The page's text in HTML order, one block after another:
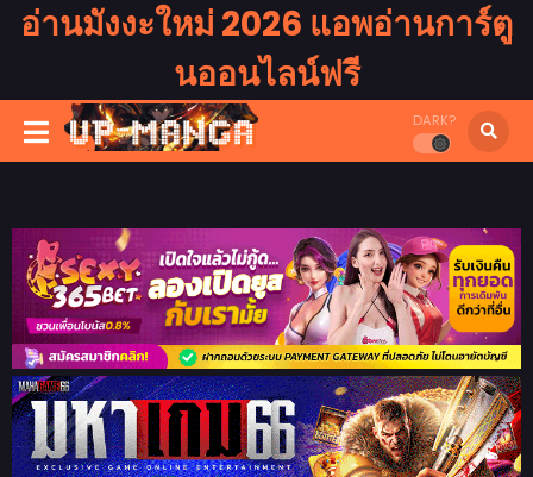
อ่านมังงะใหม่ 2026 แอพอ่านการ์ตู
นออนไลน์ฟรี
DARK?